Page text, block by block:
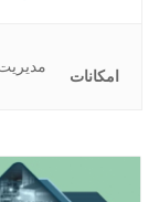
امکانات